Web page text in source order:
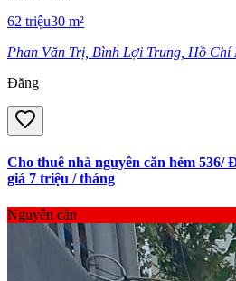
62 triệu30 m²
Phan Văn Trị, Bình Lợi Trung, Hồ Chí
Đăng
Cho thuê nhà nguyên căn hẻm 536/
giá 7 triệu / tháng
Nguyên căn